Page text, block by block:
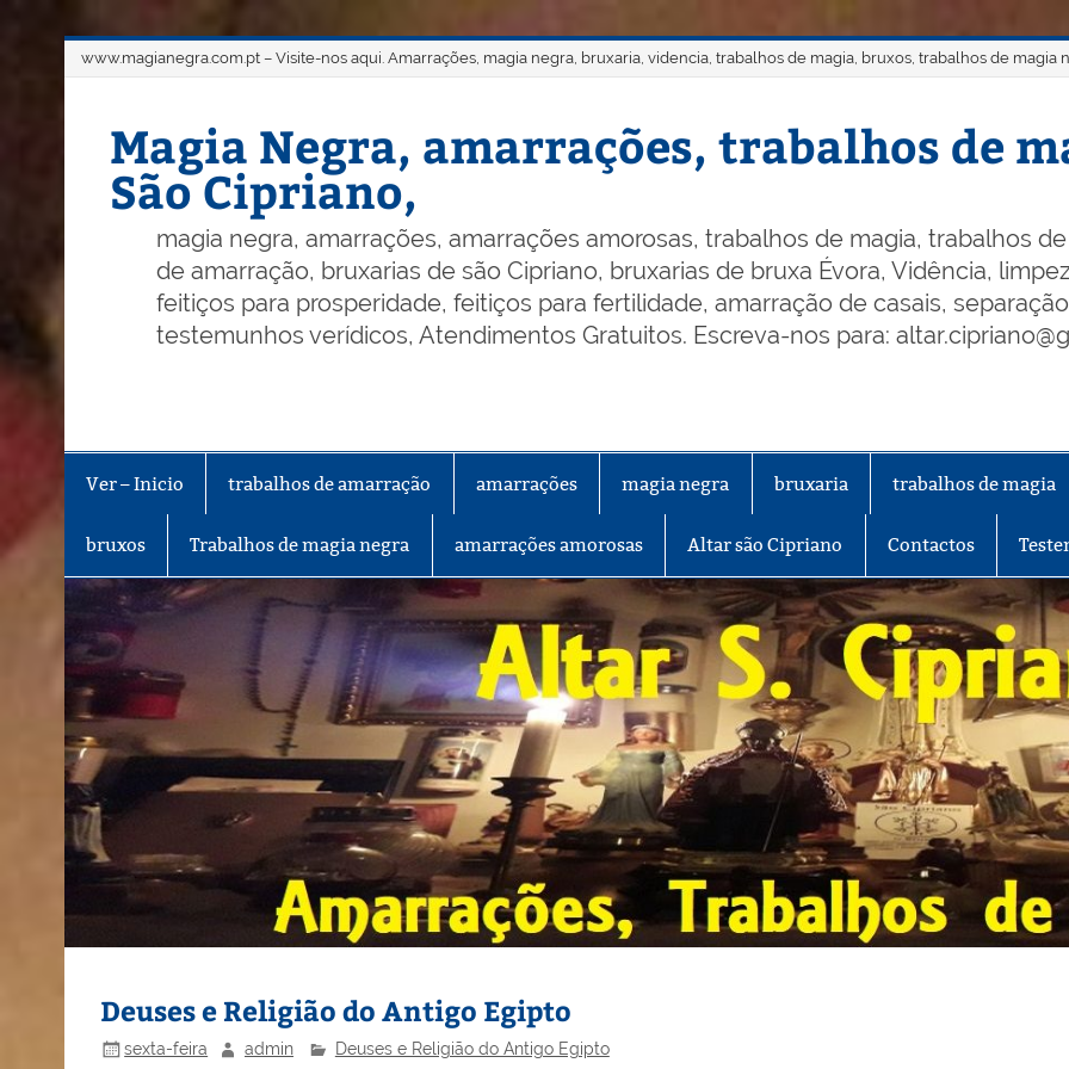
www.magianegra.com.pt – Visite-nos aqui. Amarrações, magia negra, bruxaria, videncia, trabalhos de magia, bruxos, trabalhos de magia
Magia Negra, amarrações, trabalhos de
São Cipriano,
magia negra, amarrações, amarrações amorosas, trabalhos de magia, trabalhos
de amarração, bruxarias de são Cipriano, bruxarias de bruxa Évora, Vidência,
feitiços para prosperidade, feitiços para fertilidade, amarração de casais,
testemunhos verídicos, Atendimentos Gratuitos. Escreva-nos para:
Ver – Inicio trabalhos de amarração amarrações magia negra bruxaria trabalhos de magia
bruxos Trabalhos de magia negra amarrações amorosas Altar são Cipriano Contactos
Deuses e Religião do Antigo Egipto
sexta-feira admin Deuses e Religião do Antigo Egipto